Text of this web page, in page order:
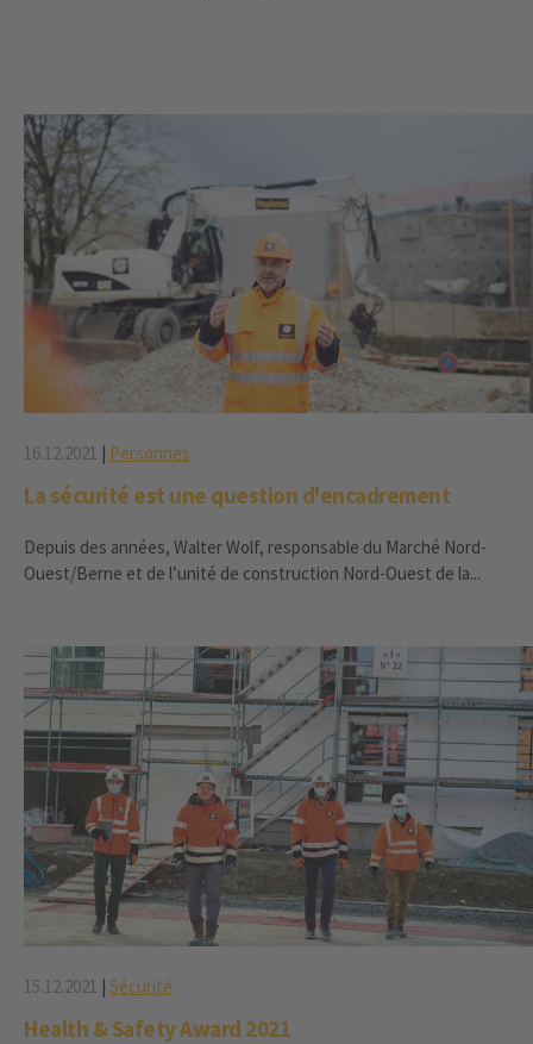
16.12.2021 Personnes
La sécurité est une question d'encadrement
Depuis des années, Walter Wolf, responsable du Marché Nord-
Ouest/Berne et de l’unité de construction Nord-Ouest de la...
15.12.2021 | Sécurité
Health & Safety Award 2021